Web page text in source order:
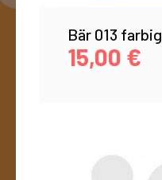
Bär 013 farbig
15,00 €